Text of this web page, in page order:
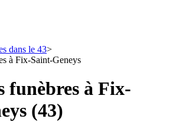
dans le 43
à Fix-Saint-Geneys
funèbres à Fix-
(43)